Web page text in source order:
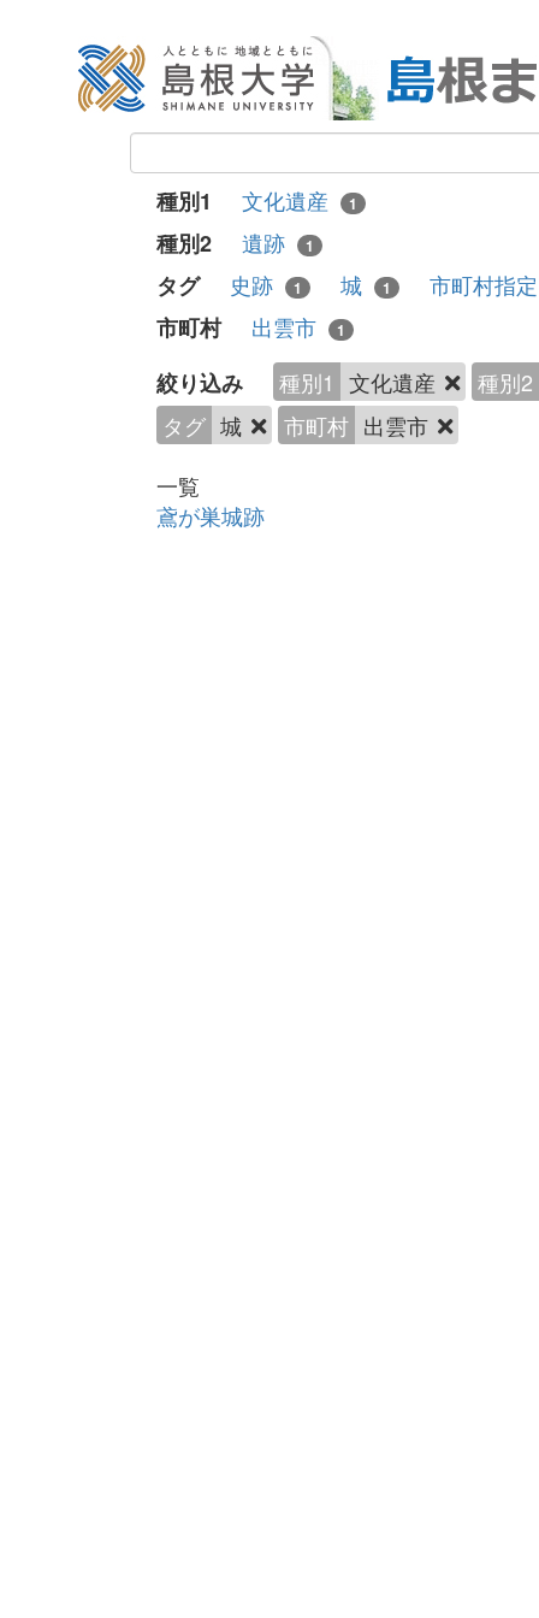
種別1 文化遺産 1
種別2 遺跡 1
タグ 史跡 1 城 1
市町村指
市町村
出雲市 1
絞り込み 種別1 文化遺産
種別2
タグ 城 市町村 出雲市
一覧
鳶が巣城跡